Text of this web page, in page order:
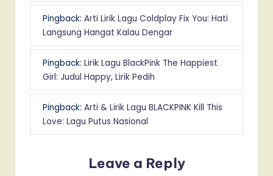
Pingback: Arti Lirik Lagu Coldplay Fix You: Hati
Langsung Hangat Kalau Dengar
Pingback: Lirik Lagu BlackPink The Happiest
Girl: Judul Happy, Lirik Pedih
Pingback: Arti & Lirik Lagu BLACKPINK Kill This
Love: Lagu Putus Nasional
Leave a Reply